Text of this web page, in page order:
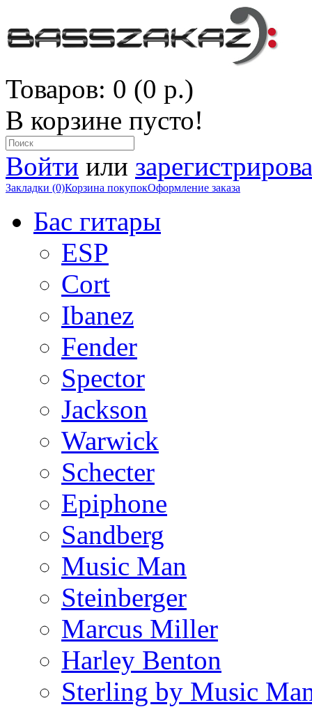
Товаров: 0 (0 р.)
В корзине пусто!
Войти или
Закладки (0)Корзина покупокОформление заказа
Бас гитары
ESP
Cort
Ibanez
Fender
Spector
Jackson
Warwick
Schecter
Epiphone
Sandberg
Music Man
Steinberger
Marcus Miller
Harley Benton
Sterling by Music